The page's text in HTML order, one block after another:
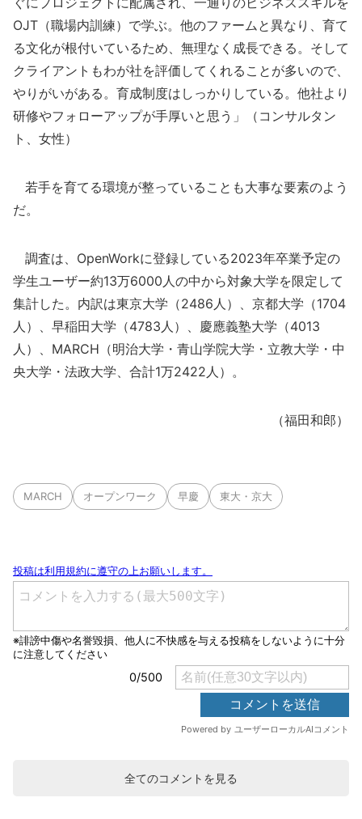
OJT（職場内訓練）で学ぶ。他のファームと異なり、育て
る文化が根付いているため、無理なく成長できる。そして
クライアントもわが社を評価してくれることが多いので、
やりがいがある。育成制度はしっかりしている。他社より
研修やフォローアップが手厚いと思う」（コンサルタン
ト、女性）
若手を育てる環境が整っていることも大事な要素のよう
だ。
調査は、OpenWorkに登録している2023年卒業予定の
学生ユーザー約13万6000人の中から対象大学を限定して
集計した。内訳は東京大学（2486人）、京都大学（1704
人）、早稲田大学（4783人）、慶應義塾大学（4013
人）、MARCH（明治大学・青山学院大学・立教大学・中
央大学・法政大学、合計1万2422人）。
（福田和郎）
MARCH オープンワーク 早慶 東大・京大
全てのコメントを見る